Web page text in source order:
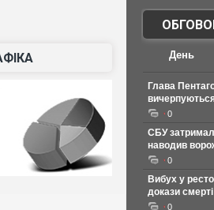
День
Глава
0
СБУ
наводив
0
Вибух у
докази
0